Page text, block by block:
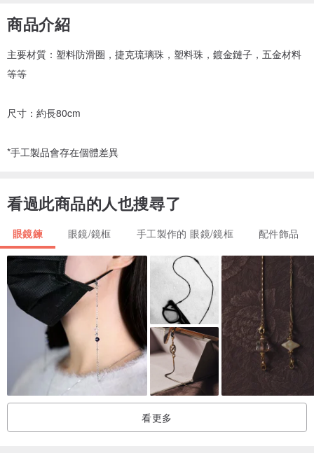
商品介紹
主要材質：塑料防滑圈，捷克琉璃珠，塑料珠，鍍金鏈子，五金材料
等等
尺寸：約長80cm
*手工製品會存在個體差異
看過此商品的人也搜尋了
眼鏡鍊 眼鏡/鏡框 手工製作的 眼鏡/鏡框 配件飾品
看更多